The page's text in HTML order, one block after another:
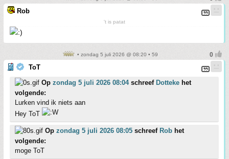
Rob
't is patat
• zondag 5 juli 2026 @ 08:20 • 59
ToT
Op zondag 5 juli 2026 08:04schreef Dotteke het
volgende:
Lurken vind ik niets aan
Hey ToT
Op zondag 5 juli 2026 08:05 schreef Rob het
volgende:
moge ToT